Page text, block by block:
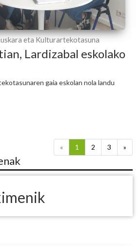
eta Kulturartekotasuna
Lardizabal eskolako
gaia eskolan nola landu
« 1 2 3 »